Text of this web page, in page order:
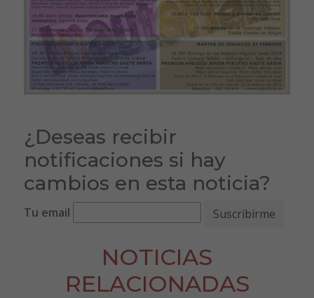
¿Deseas recibir
notificaciones si hay
cambios en esta noticia?
Tu email
NOTICIAS
RELACIONADAS